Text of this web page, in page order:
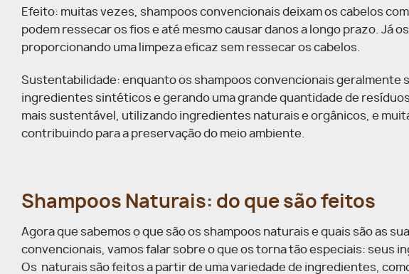
Efeito: muitas vezes, shampoos convencionais deixam os cabelos
podem ressecar os fios e até mesmo causar danos a longo prazo. Já
proporcionando uma limpeza eficaz sem ressecar os cabelos.
Sustentabilidade: enquanto os shampoos convencionais geralmente
ingredientes sintéticos e gerando uma grande quantidade de
mais sustentável, utilizando ingredientes naturais e orgânicos, e
contribuindo para a preservação do meio ambiente.
Shampoos Naturais: do que são feitos
Agora que sabemos o que são os shampoos naturais e quais são as
convencionais, vamos falar sobre o que os torna tão especiais: seus
Os naturais são feitos a partir de uma variedade de ingredientes,